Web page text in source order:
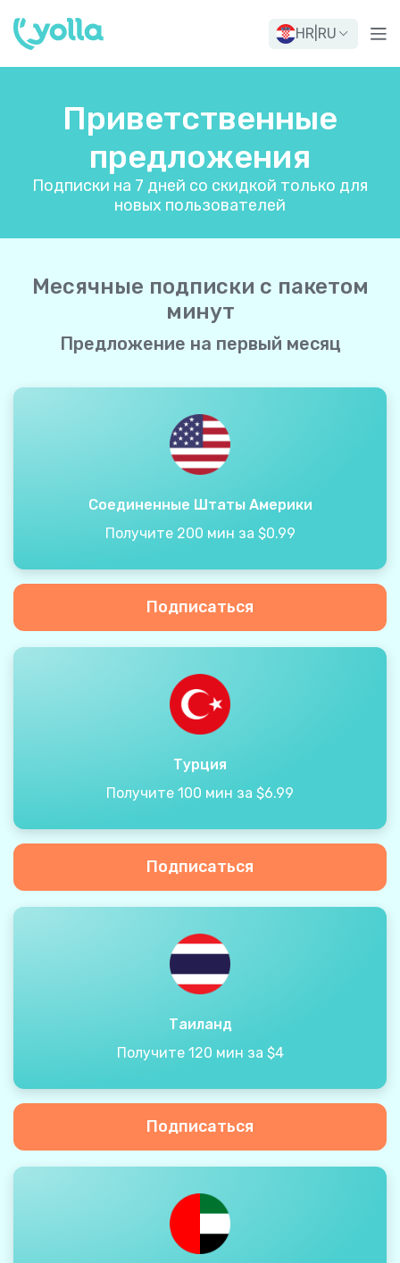
HR RU
Приветственные
предложения
Подписки на 7 дней со скидкой только для
новых пользователей
Месячные подписки с пакетом
минут
Предложение на первый месяц
Соединенные Штаты Америки
Получите 200 мин за $0.99
Подписаться
Турция
Получите 100 мин за $6.99
Подписаться
Таиланд
Получите 120 мин за $4
Подписаться